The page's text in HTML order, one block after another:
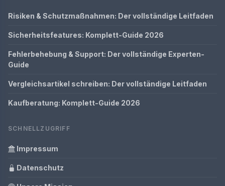
Risiken & Schutzmaßnahmen: Der vollständige Leitfaden
Sicherheitsfeatures: Komplett-Guide 2026
Fehlerbehebung & Support: Der vollständige Experten-
Guide
Vergleichsartikel schreiben: Der vollständige Leitfaden
Kaufberatung: Komplett-Guide 2026
SCHNELLZUGRIFF
Impressum
Datenschutz